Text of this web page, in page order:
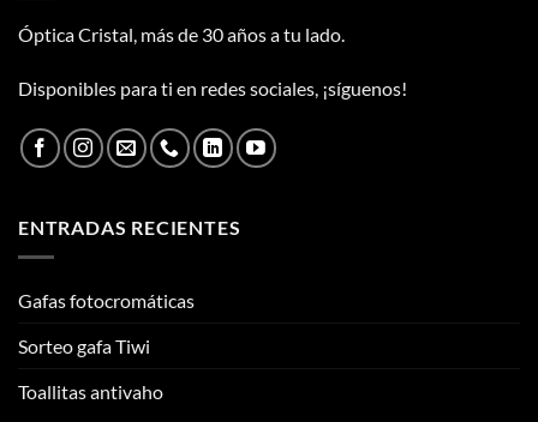
Óptica Cristal, más de 30 años a tu lado.
Disponibles para ti en redes sociales, ¡síguenos!
ENTRADAS RECIENTES
Gafas fotocromáticas
Sorteo gafa Tiwi
Toallitas antivaho